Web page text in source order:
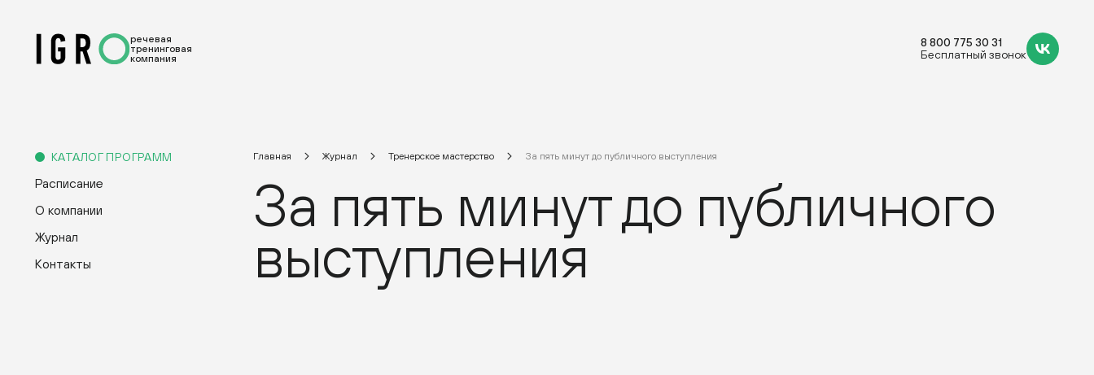
речевая
тренинговая
компания
8 800 775 30 31
Бесплатный звонок
КАТАЛОГ ПРОГРАММ
Расписание
О компании
Журнал
Контакты
Главная Журнал Тренерское мастерство За пять минут до публичного выступления
За пять минут до публичного
выступления